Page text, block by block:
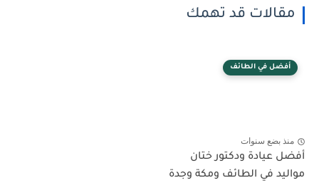
مقالات قد تهمك
أفضل في الطائف
منذ بضع سنوات
أفضل عيادة ودكتور ختان
مواليد في الطائف ومكة وجدة